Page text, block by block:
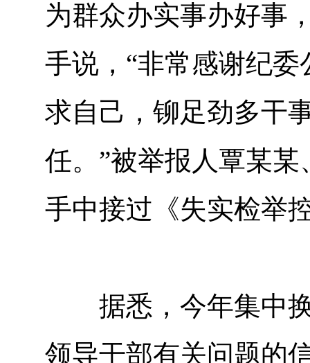
为群众办实事办好事
手说，“非常感谢纪
求自己，铆足劲多干
任。”被举报人覃某
手中接过《失实检举
据悉，今年集中换
领导干部有关问题的